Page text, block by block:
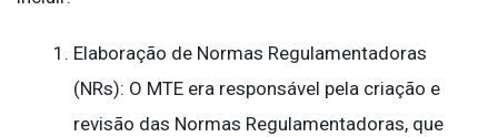
Elaboração de Normas Regulamentadoras
(NRs): O MTE era responsável pela criação e
revisão das Normas Regulamentadoras, que